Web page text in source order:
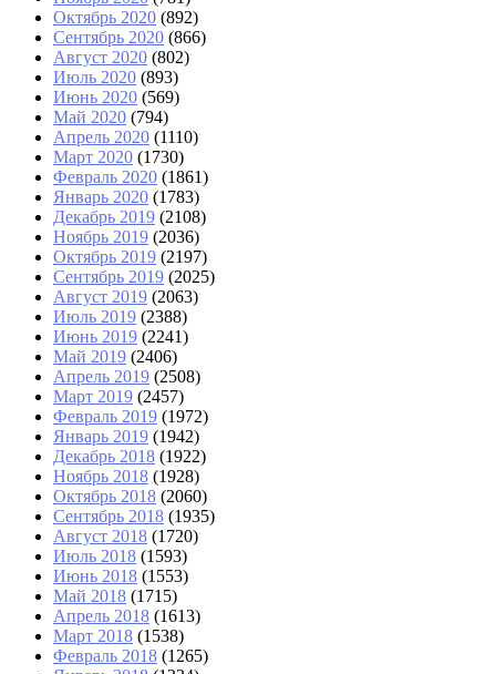
Октябрь 2020 (892)
Сентябрь 2020 (866)
Август 2020 (802)
Июль 2020 (893)
Июнь 2020 (569)
Май 2020 (794)
Апрель 2020 (1110)
Март 2020 (1730)
Февраль 2020 (1861)
Январь 2020 (1783)
Декабрь 2019 (2108)
Ноябрь 2019 (2036)
Октябрь 2019 (2197)
Сентябрь 2019 (2025)
Август 2019 (2063)
Июль 2019 (2388)
Июнь 2019 (2241)
Май 2019 (2406)
Апрель 2019 (2508)
Март 2019 (2457)
Февраль 2019 (1972)
Январь 2019 (1942)
Декабрь 2018 (1922)
Ноябрь 2018 (1928)
Октябрь 2018 (2060)
Сентябрь 2018 (1935)
Август 2018 (1720)
Июль 2018 (1593)
Июнь 2018 (1553)
Май 2018 (1715)
Апрель 2018 (1613)
Март 2018 (1538)
Февраль 2018 (1265)